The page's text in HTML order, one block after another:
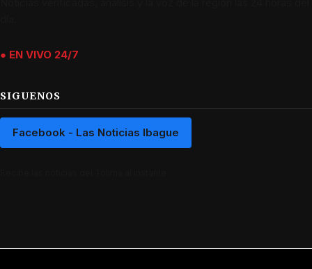
● EN VIVO 24/7
SIGUENOS
Facebook - Las Noticias Ibague